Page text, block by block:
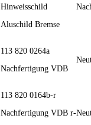
Hinweisschild
Aluschild Bremse
113 820 0264a
Nachfertigung VDB
113 820 0164b-r
Nachfertigung VDB r-